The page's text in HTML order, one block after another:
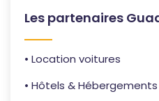
Les partenaires
• Location voitures
• Hôtels & Hébergements